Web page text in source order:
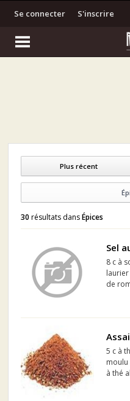
S'inscrire
Se connecter
Plus récent
30 résultats dansÉpices
Sel
8 c à
de
5 c à
moulu
à thé